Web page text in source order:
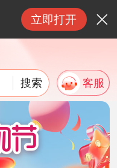
立即打开 
搜索 搜索 客服